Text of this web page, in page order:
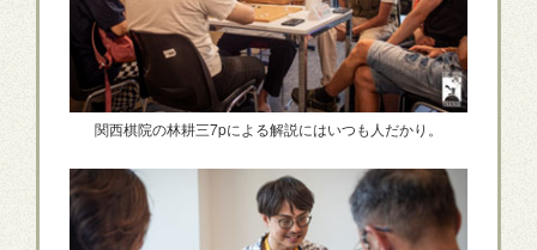
関西棋院の林耕三7pによる解説にはいつも人だかり。